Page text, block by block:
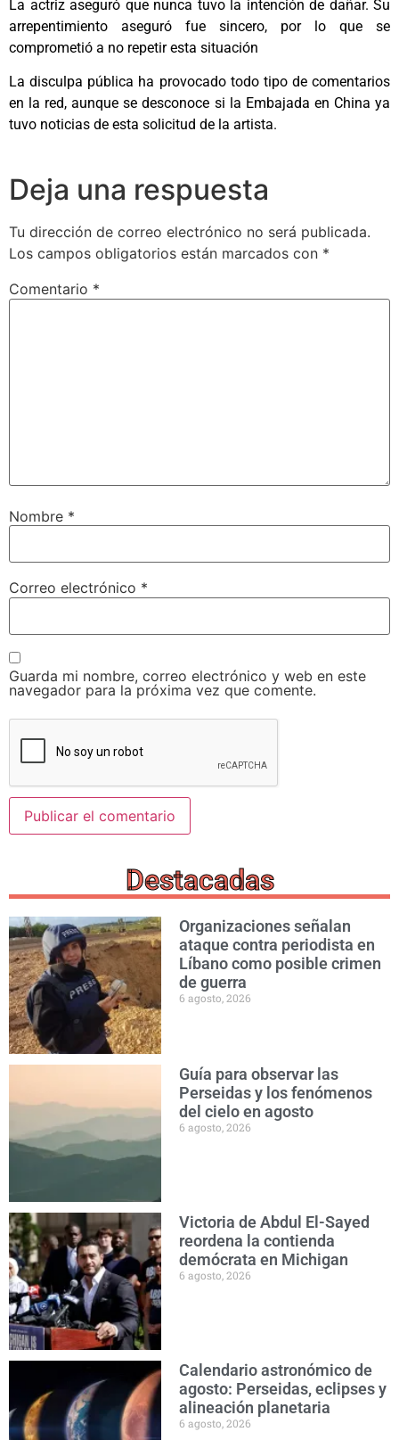
La actriz aseguró que nunca tuvo la intención de dañar. Su
arrepentimiento aseguró fue sincero, por lo que se
comprometió a no repetir esta situación
La disculpa pública ha provocado todo tipo de comentarios
en la red, aunque se desconoce si la Embajada en China ya
tuvo noticias de esta solicitud de la artista.
Deja una respuesta
Tu dirección de correo electrónico no será publicada.
Los campos obligatorios están marcados con *
Comentario *
Nombre *
Correo electrónico *
Guarda mi nombre, correo electrónico y web en este
navegador para la próxima vez que comente.
Destacadas
Organizaciones señalan
ataque contra periodista en
Líbano como posible crimen
de guerra
6 agosto, 2026
Guía para observar las
Perseidas y los fenómenos
del cielo en agosto
6 agosto, 2026
Victoria de Abdul El-Sayed
reordena la contienda
demócrata en Michigan
6 agosto, 2026
Calendario astronómico de
agosto: Perseidas, eclipses y
alineación planetaria
6 agosto, 2026